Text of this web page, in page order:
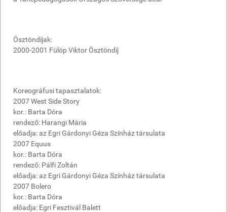
Ösztöndíjak:
2000-2001 Fülöp Viktor Ösztöndíj
Koreográfusi tapasztalatok:
2007 West Side Story
kor.: Barta Dóra
rendező: Harangi Mária
előadja: az Egri Gárdonyi Géza Színház társulata
2007 Equus
kor.: Barta Dóra
rendező: Pálfi Zoltán
előadja: az Egri Gárdonyi Géza Színház társulata
2007 Bolero
kor.: Barta Dóra
előadja: Egri Fesztivál Balett